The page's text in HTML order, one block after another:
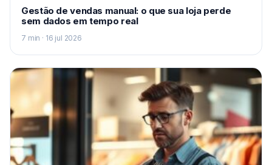
Gestão de vendas manual: o que sua loja perde
sem dados em tempo real
7 min · 16 jul 2026